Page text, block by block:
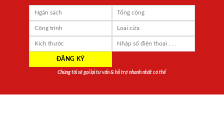
Chúng tôi sẽ gọi lại tư vấn & hỗ trợ nhanh nhất có thể